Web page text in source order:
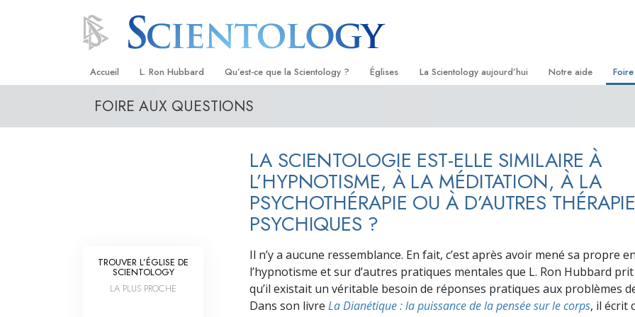
Accueil L. Ron Hubbard Qu’est-ce que la Scientology ?
Croyances et pratiques
Les scientologues et la Scientologie
Rencontrez un scientologue
À l’intérieur d’une église
Les principes de base de la
Scientologie
La Dianétique : Une introduction
Églises
Organisations avancées
Base à terre de Flag
Freewinds
Apporter la Scientologie au monde
entier
La Scientology aujourd’hui
David Miscavige — Chef ecclésiastique
de la Scientology
Notre aide
Criminon
Narconon
Tous unis pour les
La Commission des
Droits de l’Homme
FOIRE AUX QUESTIONS
LA SCIENTOLOGIE EST-ELLE SIMILAIRE À
L’HYPNOTISME, À LA MÉDITATION, À LA
PSYCHOTHÉRAPIE OU À D’AUTRES
PSYCHIQUES ?
Il n’y a aucune ressemblance. En fait, c’est après avoir mené sa propre
l’hypnotisme et sur d’autres pratiques mentales que L. Ron Hubbard
qu’il existait un véritable besoin de réponses pratiques aux problèmes
Dans son livre La Dianétique : la puissance de la pensée sur le corps, il écrit
TROUVER L’ÉGLISE DE
SCIENTOLOGY
LA PLUS PROCHE